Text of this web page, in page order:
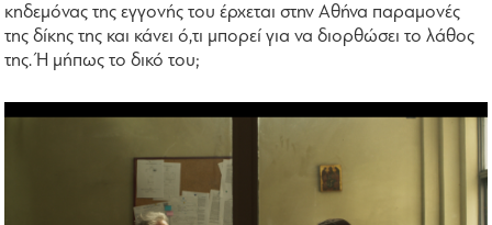
κηδεμόνας της εγγονής του έρχεται στην Αθήνα παραμονές
της δίκης της και κάνει ό,τι μπορεί για να διορθώσει το λάθος
της. Ή μήπως το δικό του;